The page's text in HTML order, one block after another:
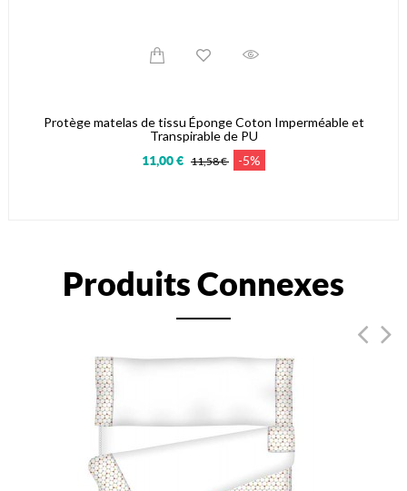
Protège matelas de tissu Éponge Coton Imperméable et
Transpirable de PU
11,00 € 11,58 € -5%
Produits Connexes